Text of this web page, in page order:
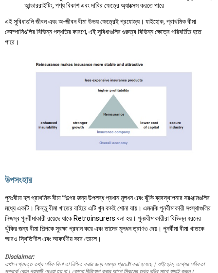
আন্ডাররাইটিং, পণ্য বিকাশ এবং দাবির ক্ষেত্রে অ্যাক্সেস করতে পারে
এই সুবিধাগুলি জীবন এবং অ-জীবন বীমা উভয় ক্ষেত্রেই প্রযোজ্য। যাইহোক, প্রাথমিক বীমা
কোম্পানিগুলির বিভিন্ন পদ্ধতির কারণে, এই সুবিধাগুলির গুরুত্ব বিভিন্ন ক্ষেত্রে পরিবর্তিত হতে
পারে।
উপসংহার
পুনঃবীমা হল প্রাথমিক বীমা শিল্পের জন্য উপলব্ধ প্রধান মূলধন এবং ঝুঁকি ব্যবস্থাপনার সরঞ্জামগুলির
মধ্যে একটি। কিন্তু বীমা খাতের বাইরে এটি খুব কমই শোনা যায়। এমনকি পুনর্বীমাকারী সংস্থাগুলির
নিজস্ব পুনর্বীমাকারী রয়েছে যাকে Retroinsurers বলা হয়। পুনঃবীমাকারীরা বিভিন্ন ধরনের
ঝুঁকির জন্য বীমা শিল্পকে সুরক্ষা প্রদান করে এবং তাদের মূলধন ত্রাণও দেয়। পুনর্বীমা বীমা খাতকে
আরও স্থিতিশীল এবং আকর্ষণীয় করে তোলে।
Disclaimer:
এখানে প্রদত্ত তথ্য সঠিক কিনা তা নিশ্চিত করার জন্য সমস্ত প্রচেষ্টা করা হয়েছে। যাইহোক, তথ্যের সঠিকতা